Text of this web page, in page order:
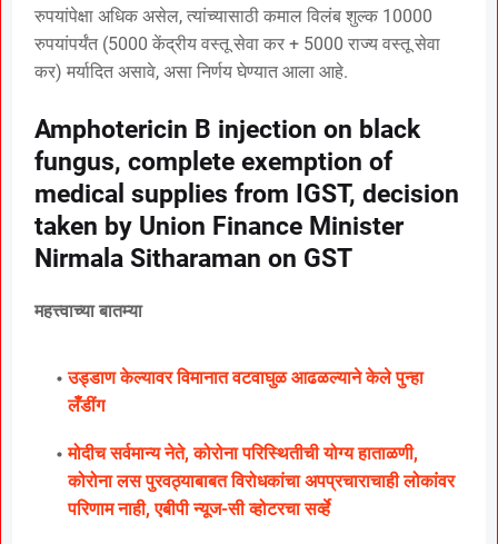
रुपयांपेक्षा अधिक असेल, त्यांच्यासाठी कमाल विलंब शुल्क 10000
रुपयांपर्यंत (5000 केंद्रीय वस्तू सेवा कर + 5000 राज्य वस्तू सेवा
कर) मर्यादित असावे, असा निर्णय घेण्यात आला आहे.
Amphotericin B injection on black
fungus, complete exemption of
medical supplies from IGST, decision
taken by Union Finance Minister
Nirmala Sitharaman on GST
महत्त्वाच्या बातम्या
उड्डाण केल्यावर विमानात वटवाघुळ आढळल्याने केले पुन्हा
लॅँडींग
मोदीच सर्वमान्य नेते, कोरोना परिस्थितीची योग्य हाताळणी,
कोरोना लस पुरवठ्याबाबत विरोधकांचा अपप्रचाराचाही लोकांवर
परिणाम नाही, एबीपी न्यूज-सी व्होटरचा सर्व्हे